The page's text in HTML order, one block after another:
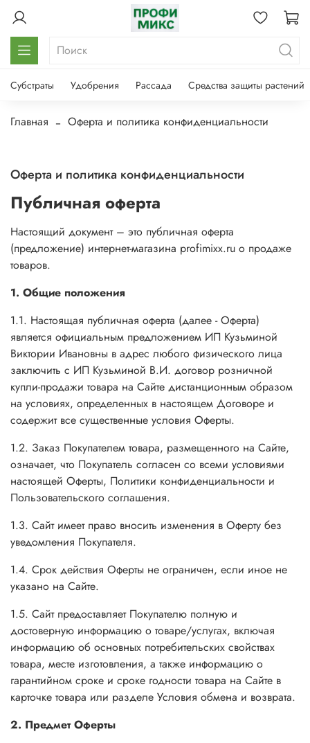
Субстраты Удобрения Рассада Средства защиты растений
Главная Оферта и политика конфиденциальности
Оферта и политика конфиденциальности
Публичная оферта
Настоящий документ – это публичная оферта
(предложение) интернет-магазина profimixx.ru о продаже
товаров.
1. Общие положения
1.1. Настоящая публичная оферта (далее - Оферта)
является официальным предложением ИП Кузьминой
Виктории Ивановны в адрес любого физического лица
заключить с ИП Кузьминой В.И. договор розничной
купли-продажи товара на Сайте дистанционным образом
на условиях, определенных в настоящем Договоре и
содержит все существенные условия Оферты.
1.2. Заказ Покупателем товара, размещенного на Сайте,
означает, что Покупатель согласен со всеми условиями
настоящей Оферты, Политики конфиденциальности и
Пользовательского соглашения.
1.3. Сайт имеет право вносить изменения в Оферту без
уведомления Покупателя.
1.4. Срок действия Оферты не ограничен, если иное не
указано на Сайте.
1.5. Сайт предоставляет Покупателю полную и
достоверную информацию о товаре/услугах, включая
информацию об основных потребительских свойствах
товара, месте изготовления, а также информацию о
гарантийном сроке и сроке годности товара на Сайте в
карточке товара или разделе Условия обмена и возврата.
2. Предмет Оферты